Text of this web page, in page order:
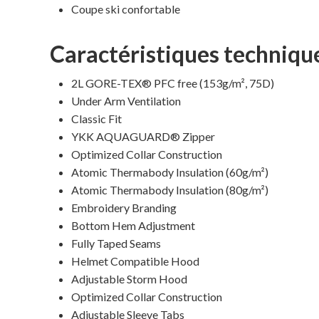
Coupe ski confortable
Caractéristiques
2L GORE-TEX® PFC free (153g/m², 75D)
Under Arm Ventilation
Classic Fit
YKK AQUAGUARD® Zipper
Optimized Collar Construction
Atomic Thermabody Insulation (60g/m²)
Atomic Thermabody Insulation (80g/m²)
Embroidery Branding
Bottom Hem Adjustment
Fully Taped Seams
Helmet Compatible Hood
Adjustable Storm Hood
Optimized Collar Construction
Adjustable Sleeve Tabs